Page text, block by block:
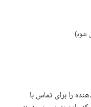
شود)
را برای تماس با